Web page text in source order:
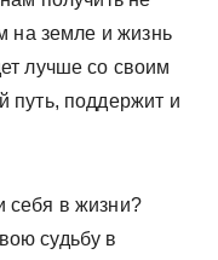
на земле и жизнь
лучше со своим
путь, поддержит и
себя в жизни?
судьбу в